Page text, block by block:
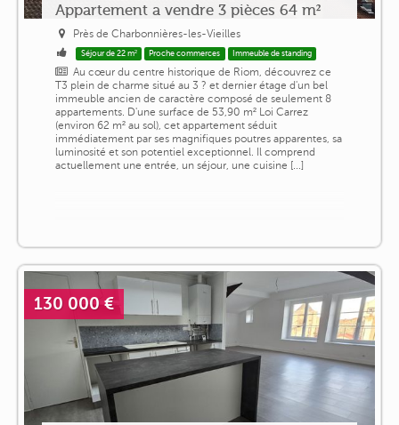
Appartement a vendre 3 pièces 64 m²
Près de Charbonnières-les-Vieilles
Séjour de 22 m² Proche commerces Immeuble de standing
Au cœur du centre historique de Riom, découvrez ce
T3 plein de charme situé au 3 ? et dernier étage d'un bel
immeuble ancien de caractère composé de seulement 8
appartements. D'une surface de 53,90 m² Loi Carrez
(environ 62 m² au sol), cet appartement séduit
immédiatement par ses magnifiques poutres apparentes, sa
luminosité et son potentiel exceptionnel. Il comprend
actuellement une entrée, un séjour, une cuisine [...]
130 000 €